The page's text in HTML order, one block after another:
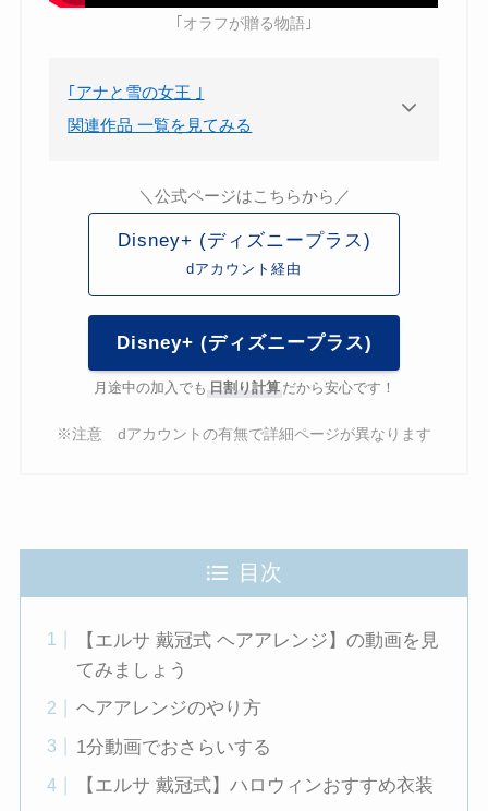
｢オラフが贈る物語｣
｢アナと雪の女王 ｣
関連作品 一覧を見てみる
アナと雪の女王2
アナと雪の女王 エルサのサプライズ
アナと雪の女王／家族の思い出
アナと雪の女王／秘められた神話
イントゥ・ジ・アンノウン〜メイキン
グ・オブ・アナと雪の女王2
オラフの生まれた日
オラフが贈る物語
＼公式ページはこちらから／
Disney+ (ディズニープラス)
dアカウント経由
Disney+ (ディズニープラス)
月途中の加入でも 日割り計算 だから安心です！
※注意 dアカウントの有無で詳細ページが異なります
目次
【エルサ 戴冠式 ヘアアレンジ】の動画を見
てみましょう
ヘアアレンジのやり方
1分動画でおさらいする
【エルサ 戴冠式】ハロウィンおすすめ衣装